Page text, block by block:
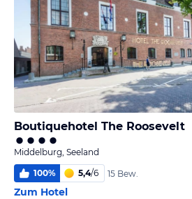
Boutiquehotel The Roosevelt
Middelburg, Seeland
100% 5,4/6 15 Bew.
Zum Hotel